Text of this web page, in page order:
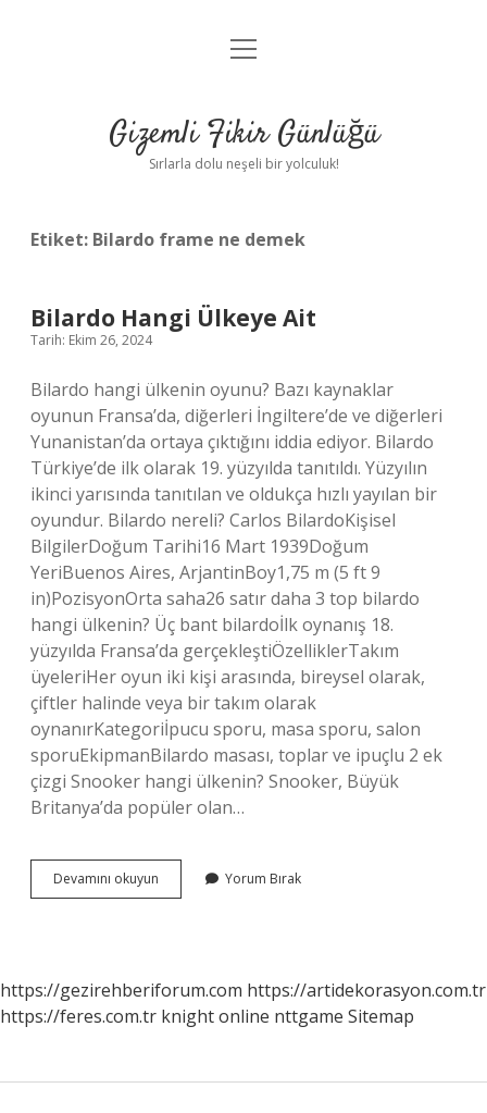
Anasayfa
Yasal Uyarı
menüyü
Gizemli Fikir Günlüğü
Sırlarla dolu neşeli bir yolculuk!
Etiket: Bilardo frame ne demek
Bilardo Hangi Ülkeye Ait
Tarih: Ekim 26, 2024
Bilardo hangi ülkenin oyunu? Bazı kaynaklar
oyunun Fransa’da, diğerleri İngiltere’de ve diğerleri
Yunanistan’da ortaya çıktığını iddia ediyor. Bilardo
Türkiye’de ilk olarak 19. yüzyılda tanıtıldı. Yüzyılın
ikinci yarısında tanıtılan ve oldukça hızlı yayılan bir
oyundur. Bilardo nereli? Carlos BilardoKişisel
BilgilerDoğum Tarihi16 Mart 1939Doğum
YeriBuenos Aires, ArjantinBoy1,75 m (5 ft 9
in)PozisyonOrta saha26 satır daha 3 top bilardo
hangi ülkenin? Üç bant bilardoİlk oynanış 18.
yüzyılda Fransa’da gerçekleştiÖzelliklerTakım
üyeleriHer oyun iki kişi arasında, bireysel olarak,
çiftler halinde veya bir takım olarak
oynanırKategoriİpucu sporu, masa sporu, salon
sporuEkipmanBilardo masası, toplar ve ipuçlu 2 ek
çizgi Snooker hangi ülkenin? Snooker, Büyük
Britanya’da popüler olan…
Devamını okuyun
Hangi
Yorum Bırak
https://gezirehberiforum.com https://artidekorasyon.com.tr
https://feres.com.tr knight online nttgame Sitemap